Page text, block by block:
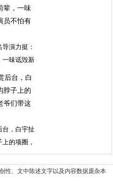
演力挺：
一味诋毁新
台，白宇扯
的项圈，
性、文中陈述文字以及内容数据庞杂本